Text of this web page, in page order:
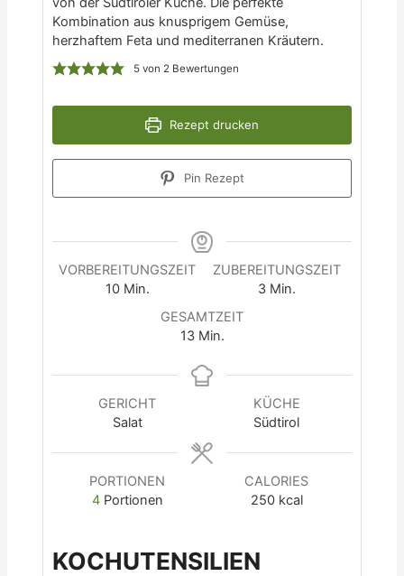
Kombination aus knusprigem Gemüse,
herzhaftem Feta und mediterranen Kräutern.
5 von 2 Bewertungen
Rezept drucken
Pin Rezept
VORBEREITUNGSZEIT
10 Min.
ZUBEREITUNGSZEIT
3 Min.
GESAMTZEIT
13 Min.
GERICHT
Salat
KÜCHE
Südtirol
PORTIONEN
4 Portionen
CALORIES
250 kcal
KOCHUTENSILIEN